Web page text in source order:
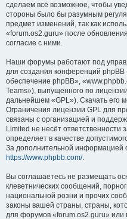
сделаем всё возможное, чтобы
стороны было бы разумным
предмет изменений, так как
«forum.os2.guru» после
согласие с ними.
Наши форумы работают под
для создания конференций
обеспечение phpBB»,
Teams»), выпущенного по
дальнейшем «GPL»). Скачать его
Ограничения лицензии GPL для
связаны с организацией и
Limited не несёт
определяет в качестве
За дополнительной информацией
https://www.phpbb.com/.
Вы соглашаетесь не размещать
клеветнических сообщений,
национальной розни и прочих
законы вашей страны, страны,
для форумов «forum.os2.guru»